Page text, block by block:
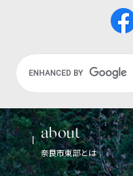
Google
カ
ス
タ
ム
検
about
奈良市東部とは